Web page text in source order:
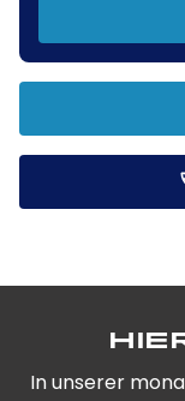
In unserer